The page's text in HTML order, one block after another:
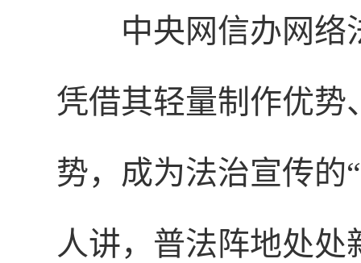
中央网信办网络
凭借其轻量制作优势
势，成为法治宣传的
人讲，普法阵地处